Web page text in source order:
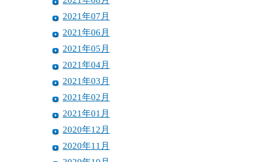
2021年07月
2021年06月
2021年05月
2021年04月
2021年03月
2021年02月
2021年01月
2020年12月
2020年11月